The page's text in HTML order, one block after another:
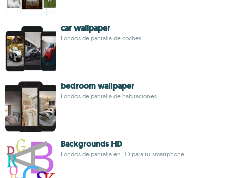
car wallpaper
Fondos de pantalla de coches
bedroom wallpaper
Fondos de pantalla de habitaciones
Backgrounds HD
Fondos de pantalla en HD para tu smartphone